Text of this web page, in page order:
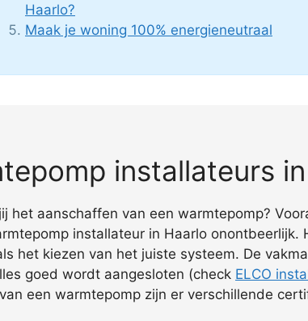
Haarlo?
Maak je woning 100% energieneutraal
installateurs
het aanschaffen van een warmtepomp?
installateur in Haarlo
het kiezen van het juiste systeem. De
goed wordt aangesloten (check ELCO
een warmtepomp zijn er verschillende